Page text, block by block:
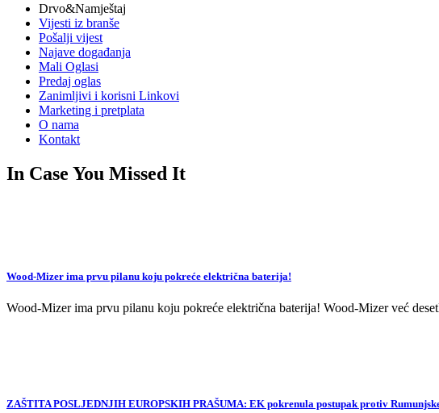
Drvo&Namještaj
Vijesti iz branše
Pošalji vijest
Najave događanja
Mali Oglasi
Predaj oglas
Zanimljivi i korisni Linkovi
Marketing i pretplata
O nama
Kontakt
In Case You Missed It
Wood-Mizer ima prvu pilanu koju pokreće električna baterija!
Wood-Mizer ima prvu pilanu koju pokreće električna baterija! Wood-Mizer već
ZAŠTITA POSLJEDNJIH EUROPSKIH PRAŠUMA: EK pokrenula postupak protiv